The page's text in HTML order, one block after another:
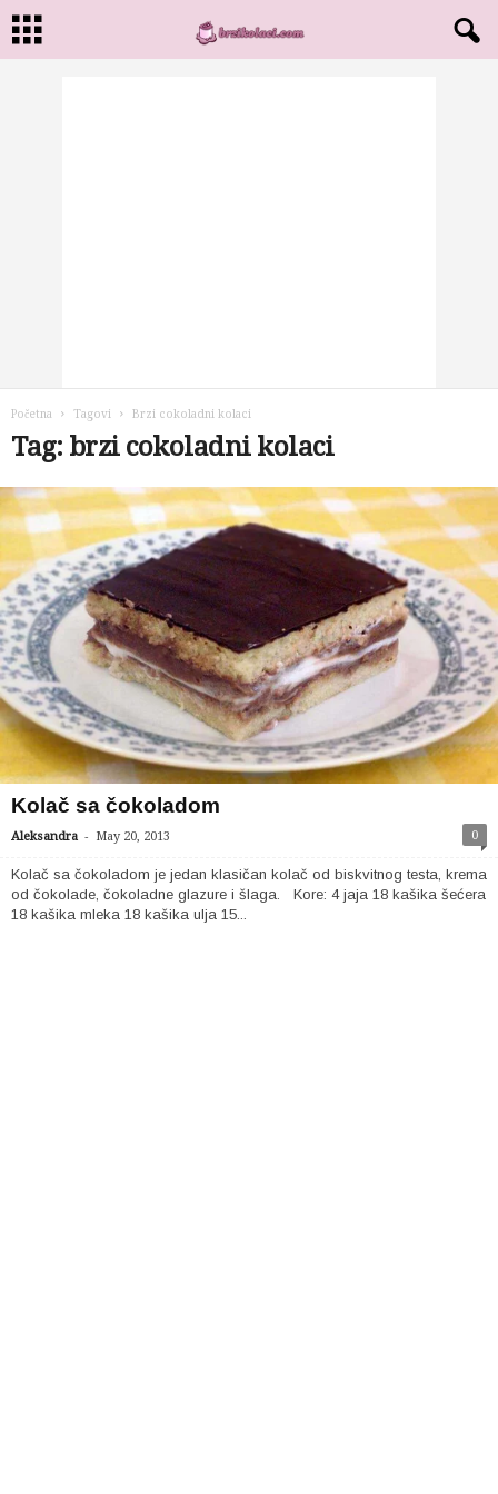
Početna Tagovi Brzi cokoladni kolaci
Tag: brzi cokoladni kolaci
Kolač sa čokoladom
Aleksandra - May 20, 2013 0
Kolač sa čokoladom je jedan klasičan kolač od biskvitnog testa, krema
od čokolade, čokoladne glazure i šlaga. Kore: 4 jaja 18 kašika šećera
18 kašika mleka 18 kašika ulja 15...